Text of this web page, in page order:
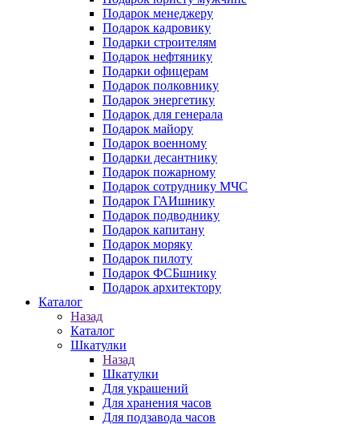
Подарок менеджеру
Подарок кадровику
Подарки строителям
Подарок нефтянику
Подарки офицерам
Подарок полковнику
Подарок энергетику
Подарок для генерала
Подарок майору
Подарок военному
Подарки десантнику
Подарок пожарному
Подарок сотруднику МЧС
Подарок ГАИшнику
Подарок подводнику
Подарок капитану
Подарок моряку
Подарок пилоту
Подарок ФСБшнику
Подарок архитектору
Каталог
Назад
Каталог
Шкатулки
Назад
Шкатулки
Для украшений
Для хранения часов
Для подзавода часов